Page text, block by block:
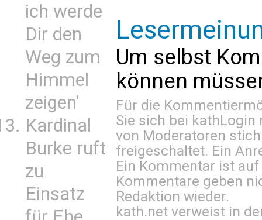
ich werde
Dir den
Weg zum
Himmel
zeigen'
Kardinal
Burke ruft
zu
Einsatz
Um selbst
können
Für die
Sie sich bei kathLogin
von Moderatoren
freigeschaltet. Ein
Ein Kommentar ist
Kommentare geben
Redaktion wieder.
kath.net verweist in